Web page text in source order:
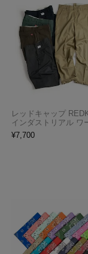
レッドキャップ
インダストリアル ワ
¥7,700